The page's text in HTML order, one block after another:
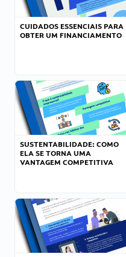
CUIDADOS ESSENCIAIS PARA
OBTER UM FINANCIAMENTO
SUSTENTABILIDADE: COMO
ELA SE TORNA UMA
VANTAGEM COMPETITIVA